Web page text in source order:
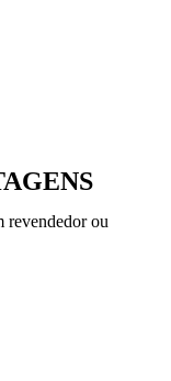
revendedor ou